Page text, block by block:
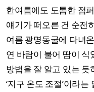
한여름에도 도톰한 점
얘기가 떠오른 건 순전
여름 광명동굴에 다녀
연 바람이 불어 땀이 식
방법을 잘 알고 있는 듯
‘지구 온도 조절’이라